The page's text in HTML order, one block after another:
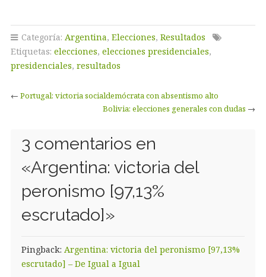
Categoría: Argentina, Elecciones, Resultados
Etiquetas: elecciones, elecciones presidenciales,
presidenciales, resultados
← Portugal: victoria socialdemócrata con absentismo alto
Bolivia: elecciones generales con dudas →
3 comentarios en
«Argentina: victoria del
peronismo [97,13%
escrutado]»
Pingback: Argentina: victoria del peronismo [97,13%
escrutado] – De Igual a Igual